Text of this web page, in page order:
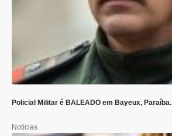
Policial Militar é BALEADO em Bayeux, Paraíba.
Notícias